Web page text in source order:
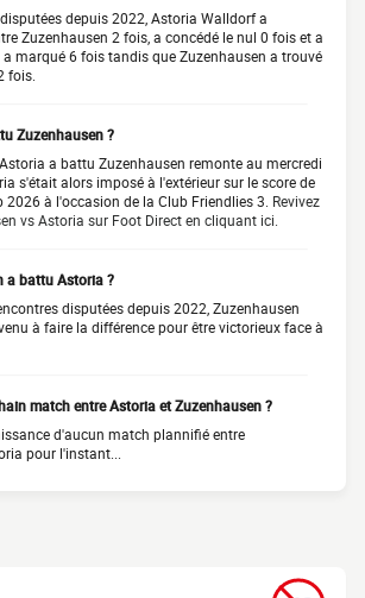
depuis 2022, Astoria Walldorf a
Zuzenhausen 2 fois, a concédé le nul 0 fois et a
marqué 6 fois tandis que Zuzenhausen a trouvé
fois.
Zuzenhausen ?
a battu Zuzenhausen remonte au mercredi
s'était alors imposé à l'extérieur sur le score de
2026 à l'occasion de la Club Friendlies 3. Revivez
vs Astoria sur Foot Direct en cliquant ici.
a battu Astoria ?
disputées depuis 2022, Zuzenhausen
à faire la différence pour être victorieux face à
match entre Astoria et Zuzenhausen ?
d'aucun match plannifié entre
pour l'instant...